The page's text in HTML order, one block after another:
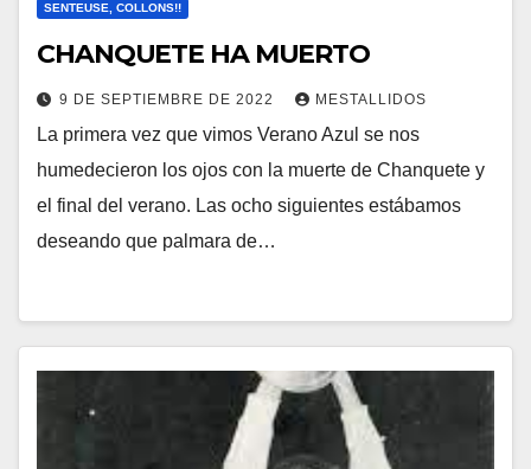
SENTEUSE, COLLONS!!
CHANQUETE HA MUERTO
9 DE SEPTIEMBRE DE 2022 MESTALLIDOS
La primera vez que vimos Verano Azul se nos
humedecieron los ojos con la muerte de Chanquete y
el final del verano. Las ocho siguientes estábamos
deseando que palmara de…